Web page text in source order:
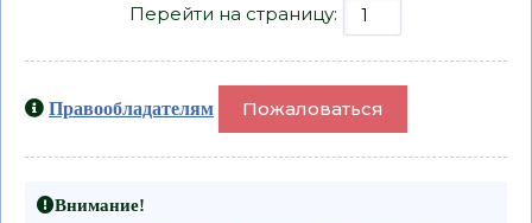
Перейти на страницу:
Правообладателям Пожаловаться
Внимание!